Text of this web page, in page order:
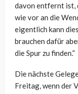
davon entfernt ist,
wie vor an die
eigentlich kann
brauchen dafür
die Spur zu finden.“
Die nächste
Freitag, wenn der